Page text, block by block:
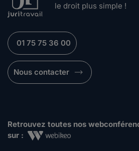
le droit plus simple !
01 75 75 36 00
Nous contacter
Retrouvez toutes nos
sur :